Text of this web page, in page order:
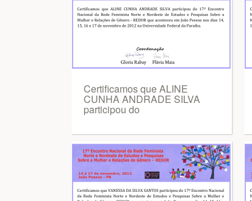
Certificamos que ALINE
CUNHA ANDRADE SILVA
participou do